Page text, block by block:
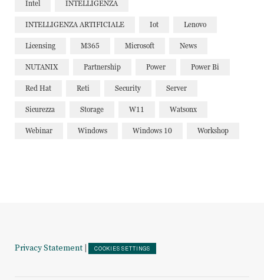
Intel INTELLIGENZA
INTELLIGENZA ARTIFICIALE Iot Lenovo
Licensing M365 Microsoft News
NUTANIX Partnership Power Power Bi
Red Hat Reti Security Server
Sicurezza Storage W11 Watsonx
Webinar Windows Windows 10 Workshop
Privacy Statement COOKIES SETTINGS